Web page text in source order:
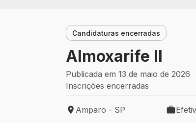
Candidaturas encerradas
Almoxarife II
Publicada em 13 de maio de 2026
Inscrições encerradas
Local de trabalho: Amparo - SP
Amparo - SP
Tipo de